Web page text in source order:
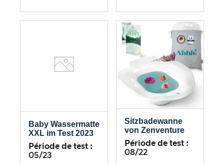
Baby Wassermatte
XXL im Test 2023
Période de test :
05/23
Sitzbadewanne
von Zenventure
Période de test :
08/22